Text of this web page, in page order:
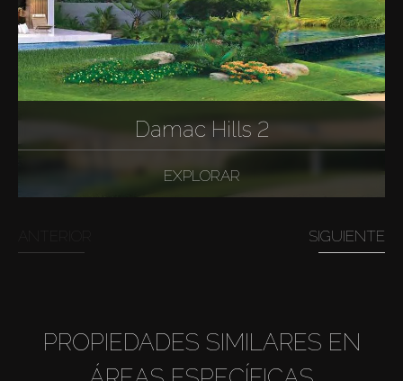
Damac Hills 2
EXPLORAR
SIGUIENTE
PROPIEDADES SIMILARES EN